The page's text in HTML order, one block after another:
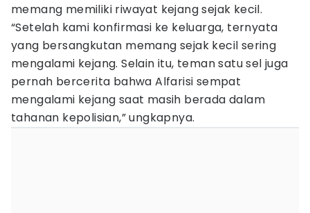
memang memiliki riwayat kejang sejak kecil.
“Setelah kami konfirmasi ke keluarga, ternyata
yang bersangkutan memang sejak kecil sering
mengalami kejang. Selain itu, teman satu sel juga
pernah bercerita bahwa Alfarisi sempat
mengalami kejang saat masih berada dalam
tahanan kepolisian,” ungkapnya.